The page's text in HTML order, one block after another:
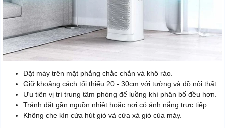
Đặt máy trên mặt phẳng chắc chắn và khô ráo.
Giữ khoảng cách tối thiểu 20 - 30cm với tường và đồ nội thất.
Ưu tiên vị trí trung tâm phòng để luồng khí phân bố đều hơn.
Tránh đặt gần nguồn nhiệt hoặc nơi có ánh nắng trực tiếp.
Không che kín cửa hút gió và cửa xả gió của máy.